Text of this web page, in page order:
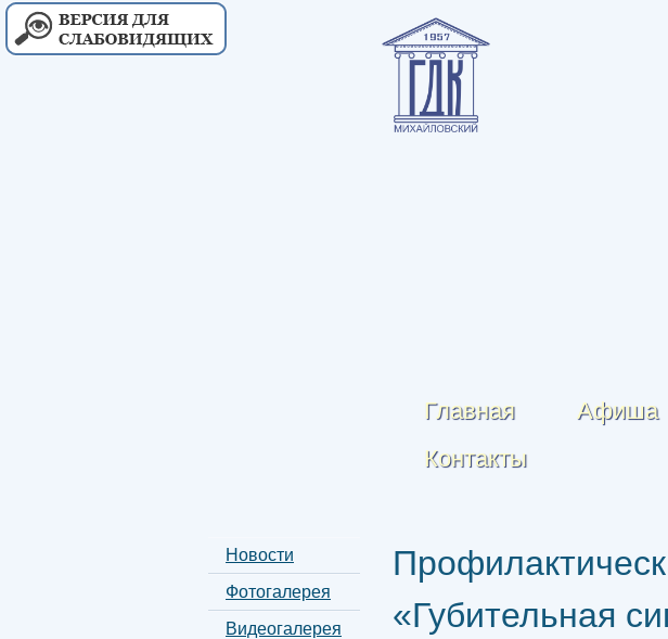
Главная Афиша
Контакты
Новости
Фотогалерея
Видеогалерея
«Губительная